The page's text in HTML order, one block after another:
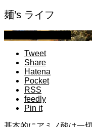
麺’s ライフ
Tweet
Share
Hatena
Pocket
RSS
feedly
Pin it